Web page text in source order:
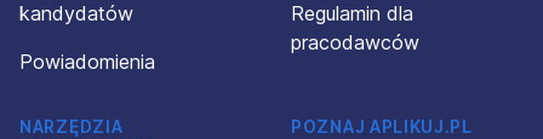
kandydatów
Powiadomienia
Regulamin dla
pracodawców
NARZĘDZIA
POZNAJ APLIKUJ.PL